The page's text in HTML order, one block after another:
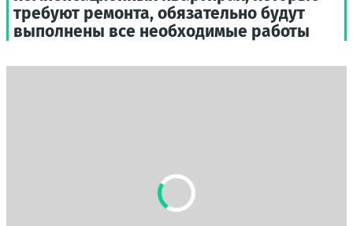
требуют ремонта, обязательно будут
выполнены все необходимые работы